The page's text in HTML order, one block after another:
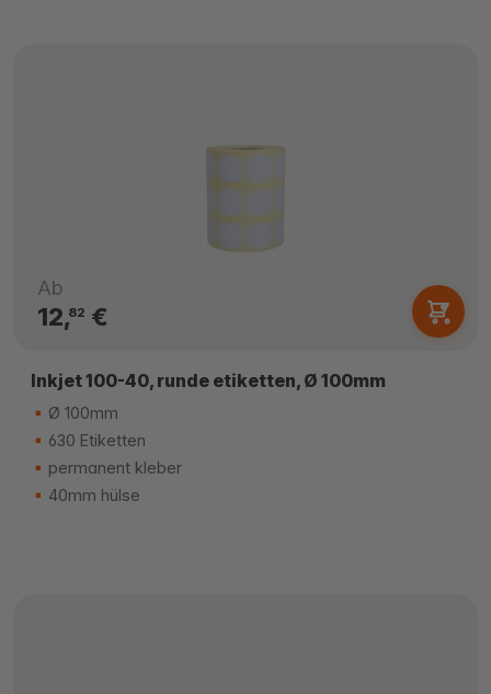
Ab
12,82 €
Inkjet 100-40, runde etiketten, Ø 100mm
Ø 100mm
630 Etiketten
permanent kleber
40mm hülse